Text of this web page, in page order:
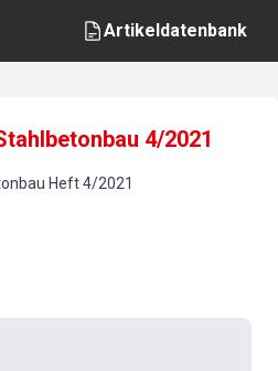
Artikeldatenbank
4/2021
Heft4/2021